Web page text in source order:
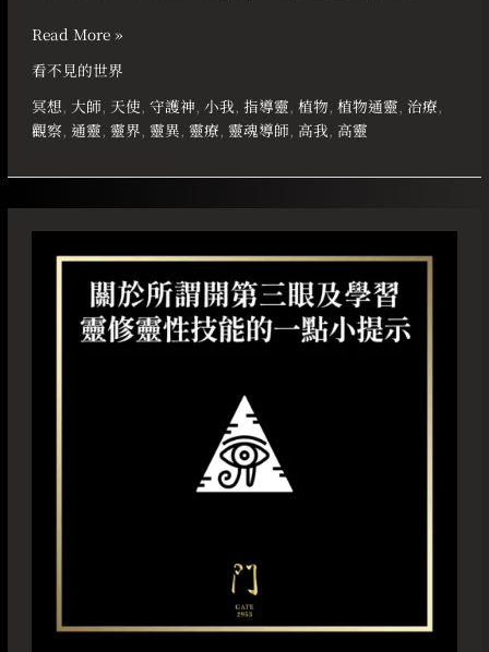
Read More »
看不見的世界
冥想, 大師, 天使,守護神,小我,指導靈,植物,植物通靈, 治療,
觀察, 通靈,靈界,靈異,靈療,靈魂導師, 高我, 高靈